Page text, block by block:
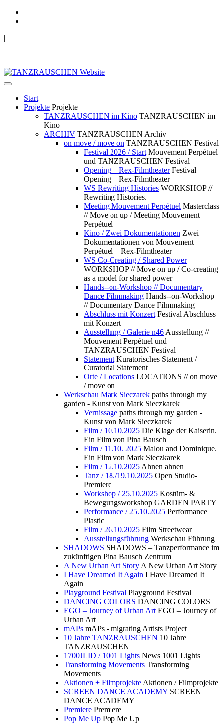
|
Start
Projekte Projekte
TANZRAUSCHEN im Kino TANZRAUSCHEN im
Kino
ARCHIV TANZRAUSCHEN Archiv
on move / move on TANZRAUSCHEN Festival
Festival 2026 / Start Mouvement Perpétuel
und TANZRAUSCHEN Festival
Opening – Rex-Filmtheater Festival
Opening – Rex-Filmtheater
WS Rewriting Histories WORKSHOP //
Rewriting Histories.
Meeting Mouvement Perpétuel Masterclass
// Move on up / Meeting Mouvement
Perpétuel
Kino / Zwei Dokumentationen Zwei
Dokumentationen von Mouvement
Perpétuel – Rex-Filmtheater
WS Co-Creating / Shared Power
WORKSHOP // Move on up / Co-creating
as a model for shared power
Hands--on-Workshop // Documentary
Dance Filmmaking Hands--on-Workshop
// Documentary Dance Filmmaking
Abschluss mit Konzert Festival Abschluss
mit Konzert
Ausstellung / Galerie n46 Ausstellung //
Mouvement Perpétuel und
TANZRAUSCHEN Festival
Statement Kuratorisches Statement /
Curatorial Statement
Orte / Locations LOCATIONS // on move
/ move on
Werkschau Mark Sieczarek paths through my
garden - Kunst von Mark Sieczkarek
Vernissage paths through my garden -
Kunst von Mark Sieczkarek
Film / 10.10.2025 Die Klage der Kaiserin.
Ein Film von Pina Bausch
Film / 11.10. 2025 Malou and Dominique.
Ein Film von Mark Sieczkarek
Film / 12.10.2025 Ahnen ahnen
Tanz / 18./19.10.2025 Open Studio-
Premiere
Workshop / 25.10.2025 Kostüm- &
Bewegungsworkshop GARDEN PARTY
Performance / 25.10.2025 Performance
Plastic
Film / 26.10.2025 Film Streetwear
Ausstellungsführung Werkschau Führung
SHADOWS SHADOWS – Tanzperformance im
zukünftigen Pina Bausch Zentrum
A New Urban Art Story A New Urban Art Story
I Have Dreamed It Again I Have Dreamed It
Again
Playground Festival Playground Festival
DANCING COLORS DANCING COLORS
EGO – Journey of Urban Art EGO – Journey of
Urban Art
mAPs mAPs - migrating Artists Project
10 Jahre TANZRAUSCHEN 10 Jahre
TANZRAUSCHEN
1700JLID / 1001 Lights News 1001 Lights
Transforming Movements Transforming
Movements
Aktionen + Filmprojekte Aktionen / Filmprojekte
SCREEN DANCE ACADEMY SCREEN
DANCE ACADEMY
Premiere Premiere
Pop Me Up Pop Me Up